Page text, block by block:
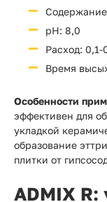
pH: 8,0
Расход: 0,1-
Время
Особенности
эффективен для
укладкой
образование
плитки от
ADMIX R: